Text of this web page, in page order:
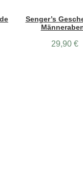
Senger’s
29,90 €